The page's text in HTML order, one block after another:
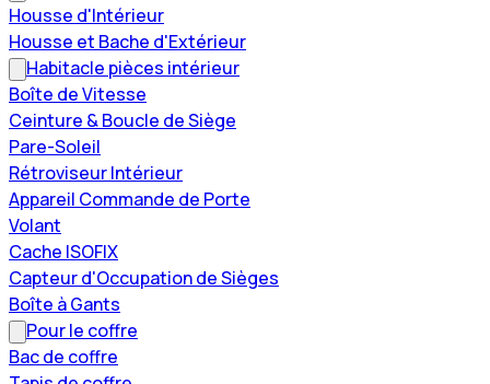
Housse d'Intérieur
Housse et Bache d'Extérieur
Habitacle pièces intérieur
Boîte de Vitesse
Ceinture & Boucle de Siège
Pare-Soleil
Rétroviseur Intérieur
Appareil Commande de Porte
Volant
Cache ISOFIX
Capteur d'Occupation de Sièges
Boîte à Gants
Pour le coffre
Bac de coffre